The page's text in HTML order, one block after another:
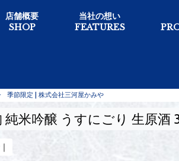
店舗概要
SHOP
当社の想い
FEATURES
季節限定 | 株式会社三河屋かみや
純米吟醸 うすにごり 生原酒